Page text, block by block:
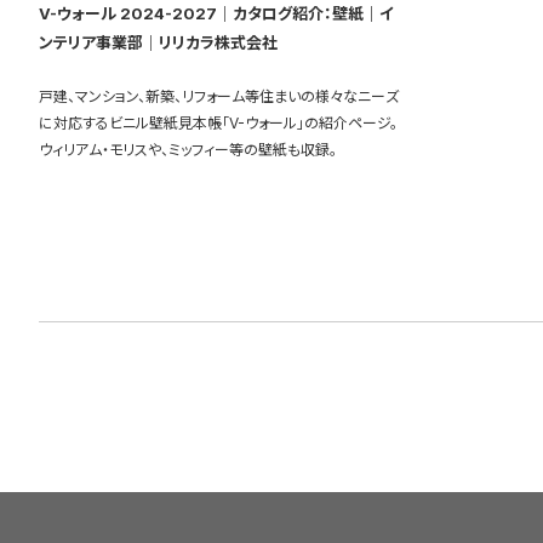
V-ウォール 2024-2027｜カタログ紹介：壁紙｜イ
ンテリア事業部｜リリカラ株式会社
戸建、マンション、新築、リフォーム等住まいの様々なニーズ
に対応するビニル壁紙見本帳「V-ウォール」の紹介ページ。
ウィリアム・モリスや、ミッフィー等の壁紙も収録。